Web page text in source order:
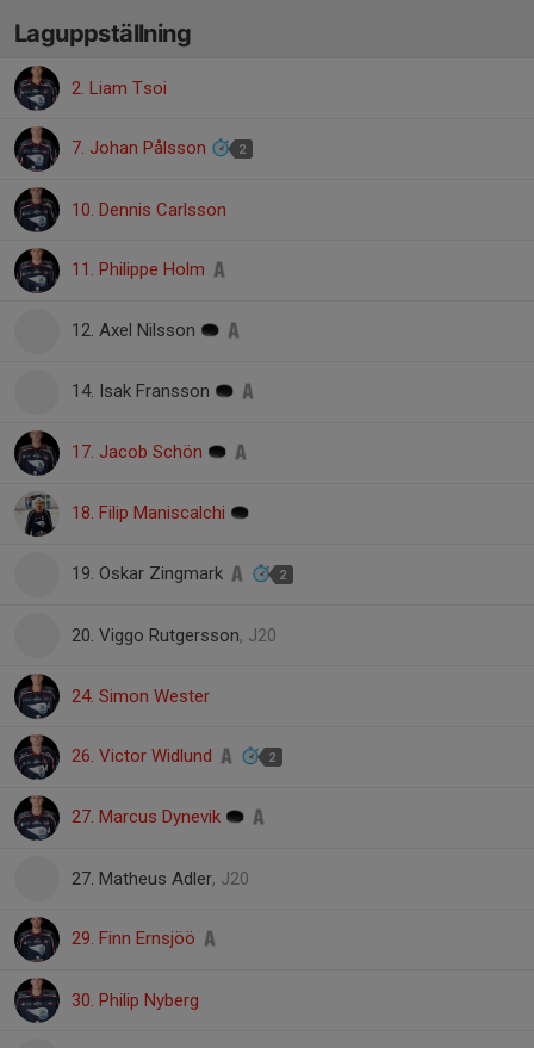
Laguppställning
2. Liam Tsoi
7. Johan Pålsson 2
10. Dennis Carlsson
11. Philippe Holm
12. Axel Nilsson
14. Isak Fransson
17. Jacob Schön
18. Filip Maniscalchi
19. Oskar Zingmark 2
20. Viggo Rutgersson, J20
24. Simon Wester
26. Victor Widlund 2
27. Marcus Dynevik
27. Matheus Adler, J20
29. Finn Ernsjöö
30. Philip Nyberg